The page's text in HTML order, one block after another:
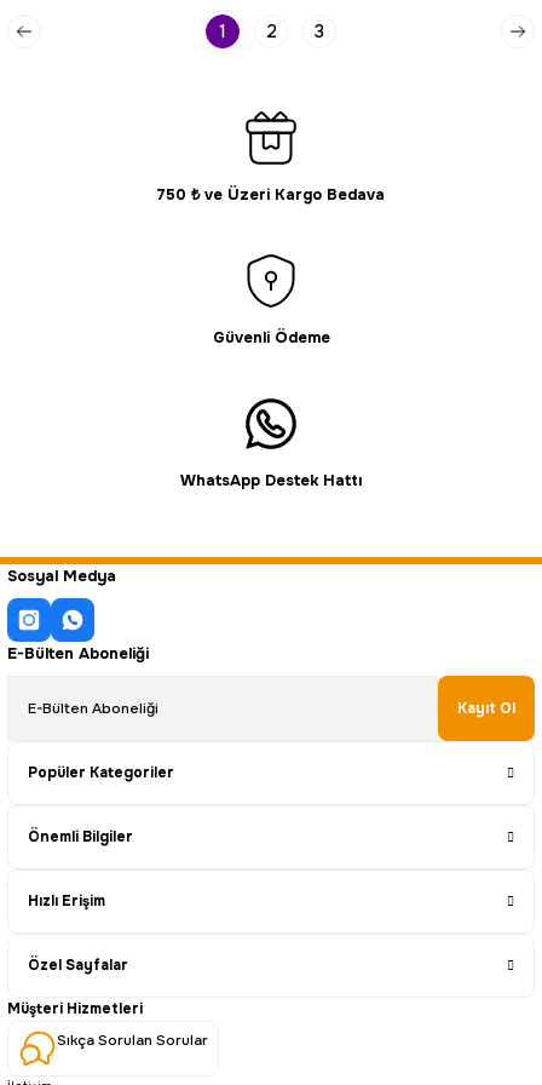
1 2 3
750 ₺ ve Üzeri Kargo Bedava
Güvenli Ödeme
WhatsApp Destek Hattı
Sosyal Medya
E-Bülten Aboneliği
Kayıt Ol
Popüler Kategoriler
Önemli Bilgiler
Hızlı Erişim
Özel Sayfalar
Müşteri Hizmetleri
Sıkça Sorulan Sorular